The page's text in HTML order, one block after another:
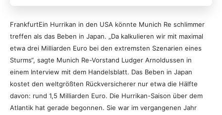
FrankfurtEin Hurrikan in den USA könnte Munich Re schlimmer
treffen als das Beben in Japan. „Da kalkulieren wir mit maximal
etwa drei Milliarden Euro bei den extremsten Szenarien eines
Sturms“, sagte Munich Re-Vorstand Ludger Arnoldussen in
einem Interview mit dem Handelsblatt. Das Beben in Japan
kostet den weltgrößten Rückversicherer nur etwa die Hälfte
davon: rund 1,5 Milliarden Euro. Die Hurrikan-Saison über dem
Atlantik hat gerade begonnen. Sie war im vergangenen Jahr